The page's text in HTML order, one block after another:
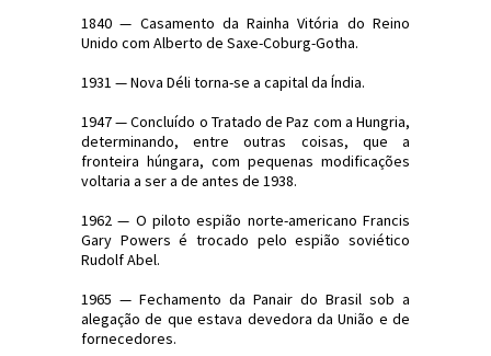
1840 — Casamento da Rainha Vitória do Reino
Unido com Alberto de Saxe-Coburg-Gotha.
1931 — Nova Déli torna-se a capital da Índia.
1947 — Concluído o Tratado de Paz com a Hungria,
determinando, entre outras coisas, que a
fronteira húngara, com pequenas modificações
voltaria a ser a de antes de 1938.
1962 — O piloto espião norte-americano Francis
Gary Powers é trocado pelo espião soviético
Rudolf Abel.
1965 — Fechamento da Panair do Brasil sob a
alegação de que estava devedora da União e de
fornecedores.